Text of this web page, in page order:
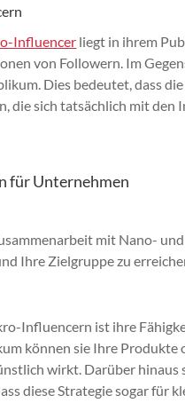
Influencer liegt in ihrem
von Followern. Im
Dies bedeutet, dass
die sich tatsächlich mit den
für Unternehmen
mit Nano-
Ihre Zielgruppe zu
Influencern ist ihre
können sie Ihre
wirkt. Darüber hinaus
diese Strategie sogar für